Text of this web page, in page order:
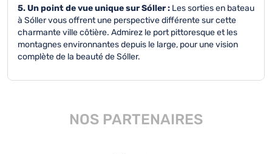
5. Un point de vue unique sur Sóller : Les sorties en bateau
à Sóller vous offrent une perspective différente sur cette
charmante ville côtière. Admirez le port pittoresque et les
montagnes environnantes depuis le large, pour une vision
complète de la beauté de Sóller.
NOS PARTENAIRES